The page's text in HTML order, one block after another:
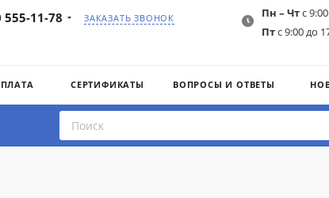
555-11-78 ЗАКАЗАТЬ ЗВОНОК Пн – Чтс
Птс 9:00 до
СЕРТИФИКАТЫ ВОПРОСЫ И ОТВЕТЫ